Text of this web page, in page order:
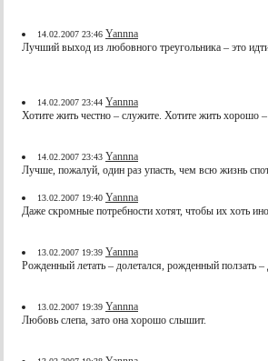
14.02.2007 23:46 Yannna
Лучший выход из любовного треугольника – это
14.02.2007 23:44 Yannna
Хотите жить честно – служите. Хотите жить хорошо
14.02.2007 23:43 Yannna
Лучше, пожалуй, один раз упасть, чем всю жизнь
13.02.2007 19:40 Yannna
Даже скромные потребности хотят, чтобы их хоть
13.02.2007 19:39 Yannna
Рожденный летать – долетался, рожденный ползать –
13.02.2007 19:39 Yannna
Любовь слепа, зато она хорошо слышит.